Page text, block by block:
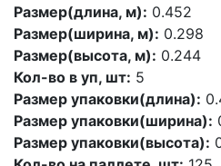
Размер(длина, м): 0.452
Размер(ширина, м): 0.298
Размер(высота, м): 0.244
Кол-во в уп, шт: 5
Размер упаковки(длина):
Размер упаковки(ширина):
Размер упаковки(высота):